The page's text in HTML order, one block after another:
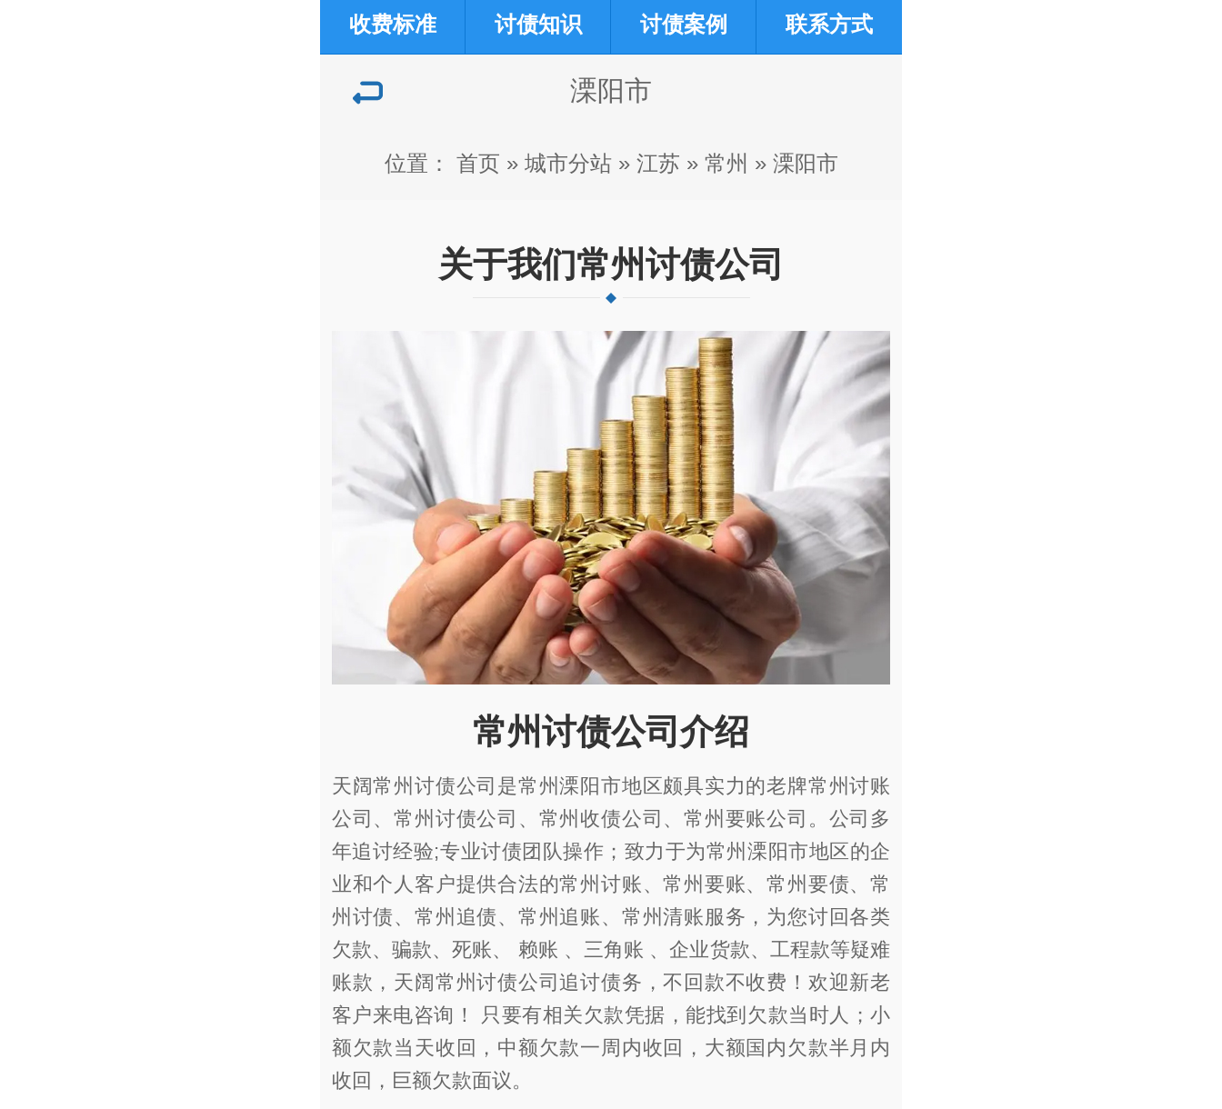
收费标准 讨债知识 讨债案例 联系方式
溧阳市
位置： 首页 » 城市分站» 江苏 » 常州 » 溧阳市
关于我们常州讨债公司
常州讨债公司介绍
天阔常州讨债公司是常州溧阳市地区颇具实力的老牌常州讨账
公司、常州讨债公司、常州收债公司、常州要账公司。公司多
年追讨经验;专业讨债团队操作；致力于为常州溧阳市地区的企
业和个人客户提供合法的常州讨账、常州要账、常州要债、常
州讨债、常州追债、常州追账、常州清账服务，为您讨回各类
欠款、骗款、死账、 赖账 、三角账 、企业货款、工程款等疑难
账款，天阔常州讨债公司追讨债务，不回款不收费！欢迎新老
客户来电咨询！ 只要有相关欠款凭据，能找到欠款当时人；小
额欠款当天收回，中额欠款一周内收回，大额国内欠款半月内
收回，巨额欠款面议。